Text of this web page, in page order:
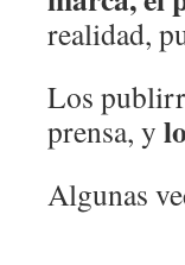
realidad,
Los
prensa, y
Algunas